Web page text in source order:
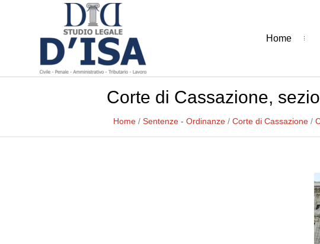
Home
Corte di Cassazione,
Home / Sentenze - Ordinanze / Corte di Cassazione /